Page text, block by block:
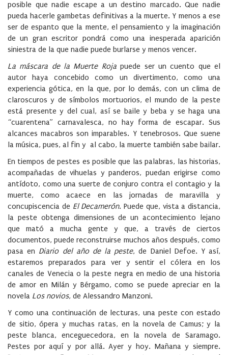
posible que nadie escape a un destino marcado. Que nadie
pueda hacerle gambetas definitivas a la muerte. Y menos a ese
ser de espanto que la mente, el pensamiento y la imaginación
de un gran escritor pondrá como una inesperada aparición
siniestra de la que nadie puede burlarse y menos vencer.
La máscara de la Muerte Rojapuede ser un cuento que el
autor haya concebido como un divertimento, como una
experiencia gótica, en la que, por lo demás, con un clima de
claroscuros y de símbolos mortuorios, el mundo de la peste
está presente y del cual, así se baile y beba y se haga una
“cuarentena” carnavalesca, no hay forma de escapar. Sus
alcances macabros son imparables. Y tenebrosos. Que suene
la música, pues, al fin y al cabo, la muerte también sabe bailar.
En tiempos de pestes es posible que las palabras, las historias,
acompañadas de vihuelas y panderos, puedan erigirse como
antídoto, como una suerte de conjuro contra el contagio y la
muerte, como acaece en las jornadas de maravilla y
concupiscencia de El Decamerón. Puede que, vista a distancia,
la peste obtenga dimensiones de un acontecimiento lejano
que mató a mucha gente y que, a través de ciertos
documentos, puede reconstruirse muchos años después, como
pasa en Diario del año de la peste, de Daniel Defoe. Y así,
estaremos preparados para ver y sentir el cólera en los
canales de Venecia o la peste negra en medio de una historia
de amor en Milán y Bérgamo, como se puede apreciar en la
novela Los novios, de Alessandro Manzoni.
Y como una continuación de lecturas, una peste con estado
de sitio, ópera y muchas ratas, en la novela de Camus; y la
peste blanca, enceguecedora, en la novela de Saramago.
Pestes por aquí y por allá. Ayer y hoy. Mañana y siempre.